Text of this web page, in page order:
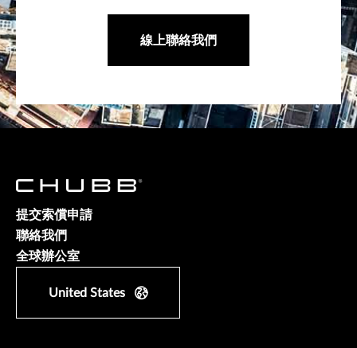
線上聯絡我們
提交索償申請
聯絡我們
全球辦公室
United States